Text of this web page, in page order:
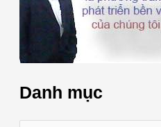
Danh mục